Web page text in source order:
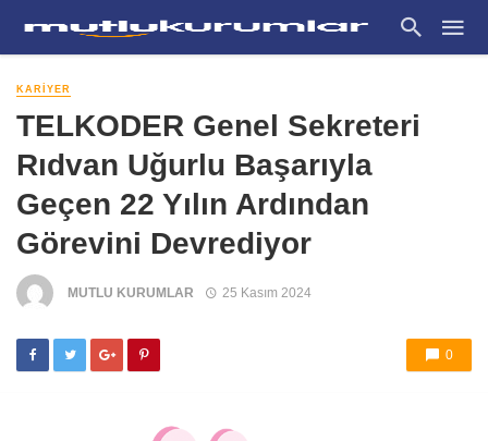
KARIYER
TELKODER Genel Sekreteri
Rıdvan Uğurlu Başarıyla
Geçen 22 Yılın Ardından
Görevini Devrediyor
MUTLU KURUMLAR 25 Kasım 2024
0